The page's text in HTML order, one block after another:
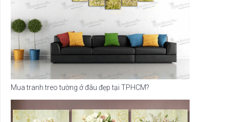
Mua tranh treo tường ở đâu đẹp tại TPHCM?